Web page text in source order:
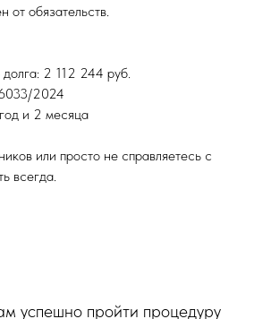
от обязательств.
2 112 244 руб.
2024
и 2 месяца
или просто не справляетесь с
всегда.
успешно пройти процедуру